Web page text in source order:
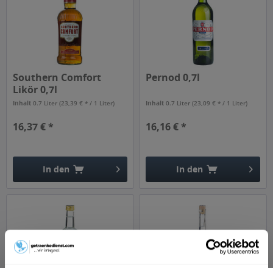
Southern Comfort
Likör 0,7l
Inhalt0.7 Liter(23,39 € * / 1 Liter)
16,37 € *
In den
Pernod 0,7l
Inhalt0.7 Liter(23,09 € * / 1 Liter)
16,16 € *
In den